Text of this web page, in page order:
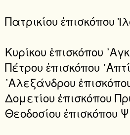
Πατρικίου ἐπισκόπου
Κυρίκου ἐπισκόπου
Πέτρου ἐπισκόπου
᾿Αλεξάνδρου
Δομετίου ἐπισκόπου
Θεοδοσίου ἐπισκόπου